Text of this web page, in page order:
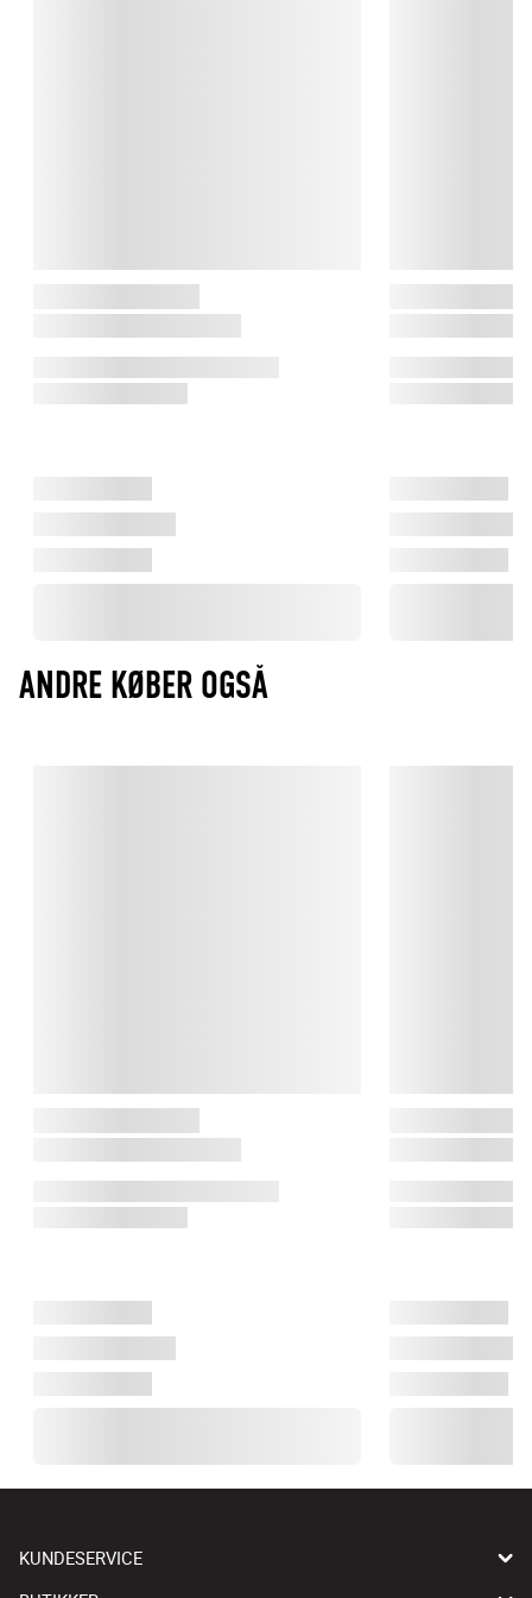
ANDRE KØBER OGSÅ
KUNDESERVICE